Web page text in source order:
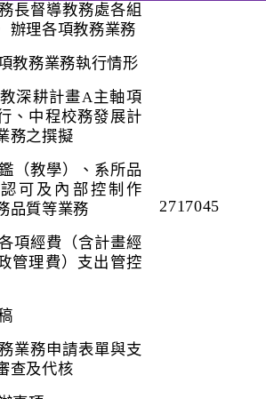
長督導教務處各組
辦理各項教務業務
教務業務執行情形
深耕計畫A主軸項
、中程校務發展計
務之撰擬
（教學）、系所品
可及內部控制作
品質等業務
項經費（含計畫經
管理費）支出管控
業務申請表單與支
查及代核
2717045